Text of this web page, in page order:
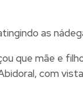
as
que mãe e
com